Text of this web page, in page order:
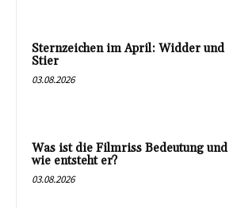
Sternzeichen im April: Widder und
Stier
03.08.2026
Was ist die Filmriss Bedeutung und
wie entsteht er?
03.08.2026